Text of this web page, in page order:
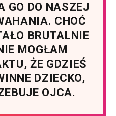
GO DO NASZEJ
CHOĆ
BRUTALNIE
MOGŁAM
ŻE GDZIEŚ
DZIECKO,
OJCA.